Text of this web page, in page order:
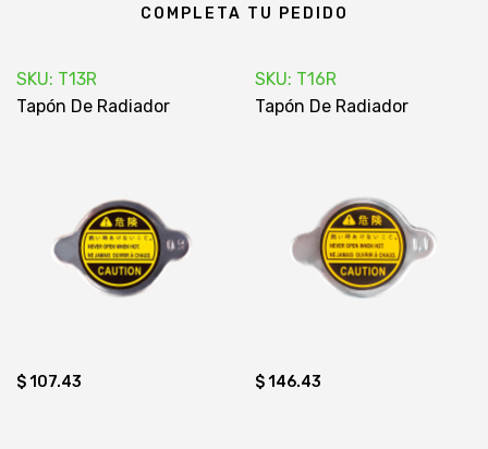
COMPLETA TU PEDIDO
SKU: T13R
Tapón De Radiador
$ 107.43
SKU: T16R
Tapón De Radiador
$ 146.43